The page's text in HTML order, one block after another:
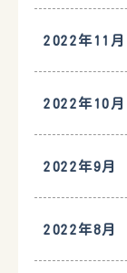
2022年11月
2022年10月
2022年9月
2022年8月